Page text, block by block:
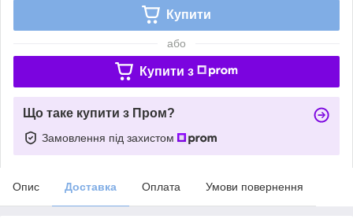
Купити
або
Купити з
Що таке купити з Пром?
Замовлення під захистом
Опис Доставка Оплата Умови повернення